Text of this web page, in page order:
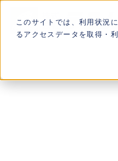
このサイトでは、利用状況
るアクセスデータを取得・